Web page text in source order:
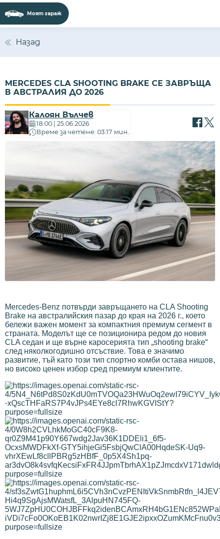
Сайтът използва 'бисквитки' (cookies) с
цел безпроблемно функциониране,
сайта, Вие приемате нашитеПолитика за
ПРИЕМАМ
Моят гараж
Назад
MERCEDES CLA SHOOTING BRAKE СЕ ЗАВРЪЩА
В АВСТРАЛИЯ ДО 2026
Калоян Вълчев
18:00 | 25.06.2026
Време за четене: 03:17 мин.
Mercedes-Benz потвърди завръщането на CLA Shooting
Brake на австралийския пазар до края на 2026 г., което
бележи важен момент за компактния премиум сегмент в
страната. Моделът ще се позиционира редом до новия
CLA седан и ще върне каросерията тип „shooting brake“
след няколкогодишно отсъствие. Това е значимо
развитие, тъй като този тип спортно комби остава нишов,
но високо ценен избор сред премиум клиентите.